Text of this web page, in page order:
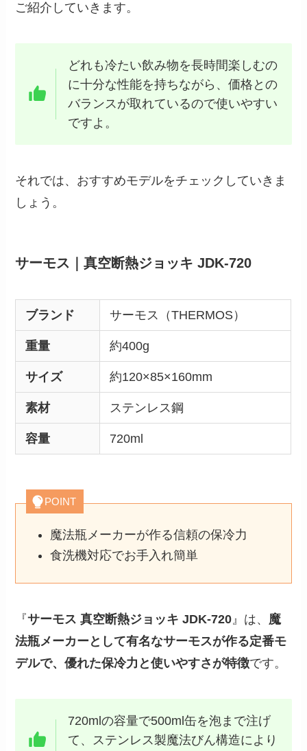
ご紹介していきます。
どれも冷たい飲み物を長時間楽しむの
に十分な性能を持ちながら、価格との
バランスが取れているので使いやすい
ですよ。
それでは、おすすめモデルをチェックしていきま
しょう。
サーモス｜真空断熱ジョッキ JDK-720
ブランド サーモス（THERMOS）
重量 約400g
サイズ 約120×85×160mm
素材 ステンレス鋼
容量 720ml
POINT
魔法瓶メーカーが作る信頼の保冷力
食洗機対応でお手入れ簡単
『サーモス 真空断熱ジョッキ JDK-720 』は、 魔
法瓶メーカーとして有名なサーモスが作る定番モ
デルで、優れた保冷力と使いやすさが特徴です。
720mlの容量で500ml缶を泡まで注げ
て、ステンレス製魔法びん構造により